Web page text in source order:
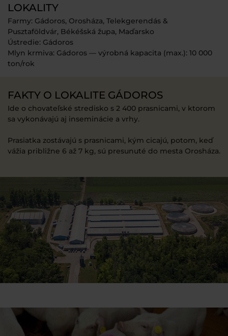
LOKALITY
Farmy: Gádoros, Orosháza, Telekgerendás &
Pusztaföldvár, Békéšská župa, Maďarsko
Ústredie: Gádoros
Mlyn krmiva: Gádoros — výrobná kapacita (max.): 10 000
ton/rok
FAKTY O LOKALITE GÁDOROS
Ide o chovateľské stredisko s 2 400 prasnicami, v ktorom
sa vykonávajú aj inseminácie a vrhy.
Prasiatka zostávajú s prasnicami, kým cicajú, potom, keď
vážia približne 6 až 7 kg, sú presunuté do mesta Orosháza.